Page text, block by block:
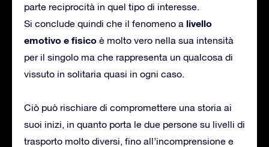
parte reciprocità in quel tipo di interesse.
Si conclude quindi che il fenomeno a livello
emotivo e fisico è molto vero nella sua intensità
per il singolo ma che rappresenta un qualcosa di
vissuto in solitaria quasi in ogni caso.
Ciò può rischiare di compromettere una storia ai
suoi inizi, in quanto porta le due persone su livelli di
trasporto molto diversi, fino all’incomprensione e